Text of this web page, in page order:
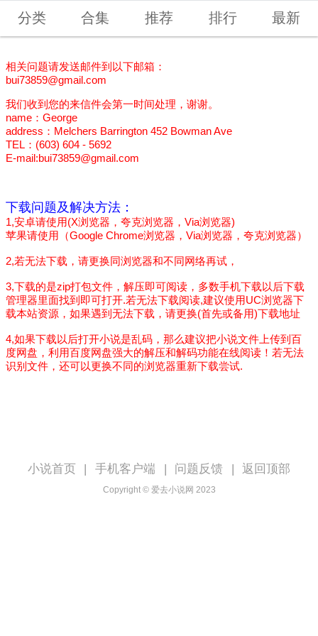
分类 合集 推荐 排行 最新
相关问题请发送邮件到以下邮箱：
bui73859@gmail.com
我们收到您的来信件会第一时间处理，谢谢。
name：George
address：Melchers Barrington 452 Bowman Ave
TEL：(603) 604 - 5692
E-mail:bui73859@gmail.com
下载问题及解决方法：
1,安卓请使用(X浏览器，夸克浏览器，Via浏览器)
苹果请使用（Google Chrome浏览器，Via浏览器，夸克浏览器）
2,若无法下载，请更换同浏览器和不同网络再试，
3,下载的是zip打包文件，解压即可阅读，多数手机下载以后下载
管理器里面找到即可打开.若无法下载阅读,建议使用UC浏览器下
载本站资源，如果遇到无法下载，请更换(首先或备用)下载地址
4,如果下载以后打开小说是乱码，那么建议把小说文件上传到百
度网盘，利用百度网盘强大的解压和解码功能在线阅读！若无法
识别文件，还可以更换不同的浏览器重新下载尝试.
小说首页 | 手机客户端 | 问题反馈 | 返回顶部
Copyright © 爱去小说网 2023